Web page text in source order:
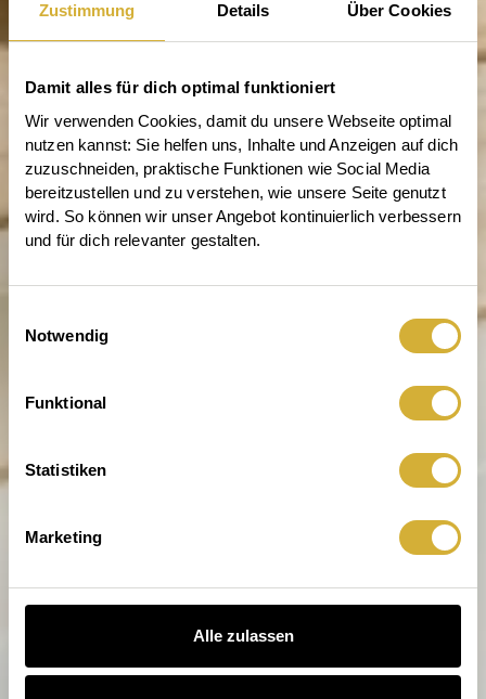
Zustimmung Details Über Cookies
Damit alles für dich optimal funktioniert
Wir verwenden Cookies, damit du unsere Webseite optimal
nutzen kannst: Sie helfen uns, Inhalte und Anzeigen auf dich
zuzuschneiden, praktische Funktionen wie Social Media
bereitzustellen und zu verstehen, wie unsere Seite genutzt
wird. So können wir unser Angebot kontinuierlich verbessern
und für dich relevanter gestalten.
Notwendig
Funktional
Statistiken
Marketing
Alle zulassen
Entdecke die Welt von räder